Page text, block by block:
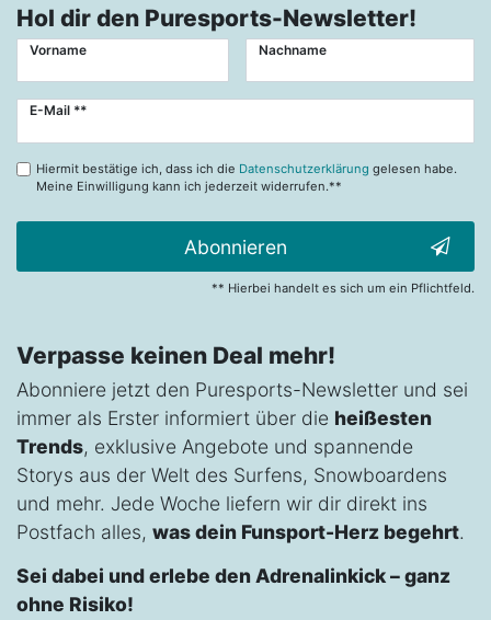
Hol dir den Puresports-Newsletter!
Vorname Nachname
E-Mail **
Newsletter
Hiermit bestätige ich, dass ich die Datenschutzerklärung gelesen habe.
Meine Einwilligung kann ich jederzeit widerrufen.**
Abonnieren
** Hierbei handelt es sich um ein Pflichtfeld.
Verpasse keinen Deal mehr!
Abonniere jetzt den Puresports-Newsletter und sei
immer als Erster informiert über die heißesten
Trends, exklusive Angebote und spannende
Storys aus der Welt des Surfens, Snowboardens
und mehr. Jede Woche liefern wir dir direkt ins
Postfach alles, was dein Funsport-Herz begehrt.
Sei dabei und erlebe den Adrenalinkick – ganz
ohne Risiko!